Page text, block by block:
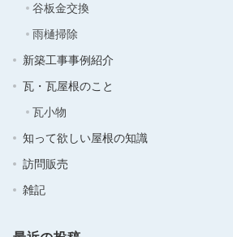
谷板金交換
雨樋掃除
新築工事事例紹介
瓦・瓦屋根のこと
瓦小物
知って欲しい屋根の知識
訪問販売
雑記